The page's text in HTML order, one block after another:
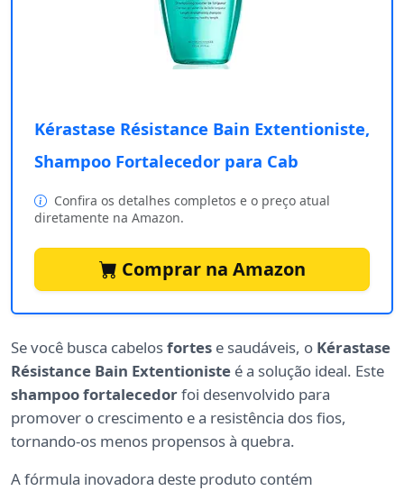
Kérastase Résistance Bain Extentioniste,
Shampoo Fortalecedor para Cab
Confira os detalhes completos e o preço atual
diretamente na Amazon.
Comprar na Amazon
Se você busca cabelosfortes e saudáveis, o Kérastase
Résistance Bain Extentioniste é a solução ideal. Este
shampoo fortalecedorfoi desenvolvido para
promover o crescimento e a resistência dos fios,
tornando-os menos propensos à quebra.
A fórmula inovadora deste produto contém